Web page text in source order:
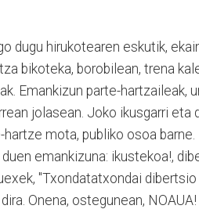
dugu hirukotearen eskutik,
bikoteka, borobilean, trena
Emankizun parte-hartzaileak,
jolasean. Joko ikusgarri eta
mota, publiko osoa
emankizuna: ikustekoa!,
"Txondatatxondai
Onena, ostegunean,